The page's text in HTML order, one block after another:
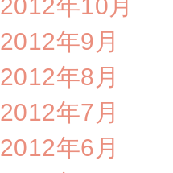
2012年10月
2012年9月
2012年8月
2012年7月
2012年6月